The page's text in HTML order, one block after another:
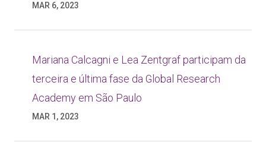
MAR 6, 2023
Mariana Calcagni e Lea Zentgraf participam da
terceira e última fase da Global Research
Academy em São Paulo
MAR 1, 2023